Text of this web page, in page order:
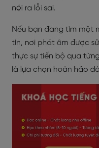
nói ra lỗi sai.
Nếu bạn đang tìm một
tín, nơi phát âm được
thực sự tiến bộ qua
là lựa chọn hoàn hảo